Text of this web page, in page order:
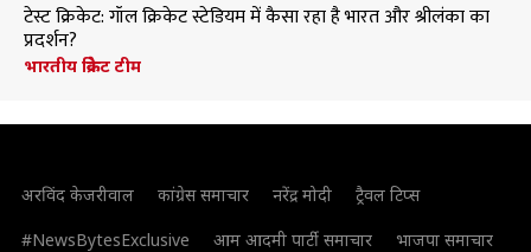
टेस्ट क्रिकेट: गॉल क्रिकेट स्टेडियम में कैसा रहा है भारत और श्रीलंका का
प्रदर्शन?
भारतीय क्रिकेट टीम
अरविंद केजरीवाल कांग्रेस समाचार नरेंद्र मोदी
ट्रैवल टिप्स
#NewsBytesExclusive
आम आदमी पार्टी समाचार
भाजपा समाचार